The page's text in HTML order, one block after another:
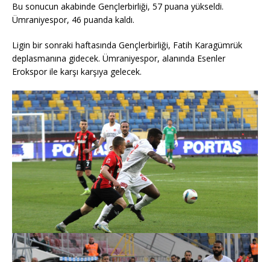
Bu sonucun akabinde Gençlerbirliği, 57 puana yükseldi.
Ümraniyespor, 46 puanda kaldı.
Ligin bir sonraki haftasında Gençlerbirliği, Fatih Karagümrük
deplasmanına gidecek. Ümraniyespor, alanında Esenler
Erokspor ile karşı karşıya gelecek.